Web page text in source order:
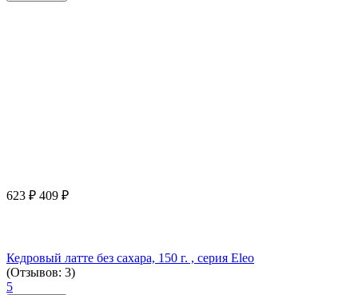
623 ₽ 409 ₽
Кедровый латте без сахара, 150 г. , серия Eleo
(Отзывов: 3)
5